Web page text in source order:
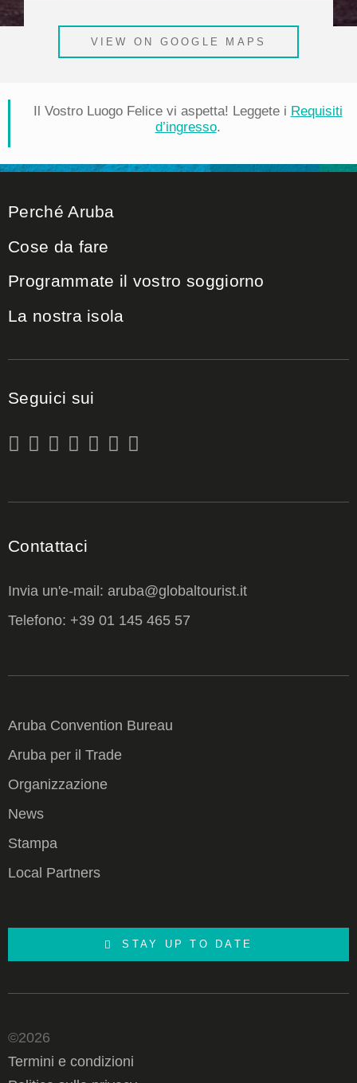
VIEW ON GOOGLE MAPS
Il Vostro Luogo Felice vi aspetta! Leggete i Requisiti
d’ingresso.
Perché Aruba
Cose da fare
Programmate il vostro soggiorno
La nostra isola
Seguici sui
Contattaci
Invia un'e-mail: aruba@globaltourist.it
Telefono: +39 01 145 465 57
Aruba Convention Bureau
Aruba per il Trade
Organizzazione
News
Stampa
Local Partners
STAY UP TO DATE
©2026
Termini e condizioni